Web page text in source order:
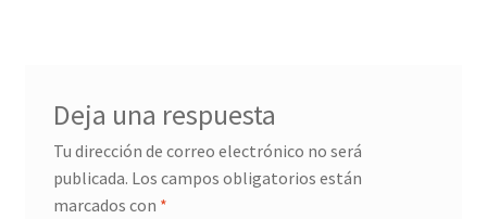
Términos y condiciones
Tienda
Deja una respuesta
Tu dirección de correo electrónico no será
publicada. Los campos obligatorios están
marcados con *